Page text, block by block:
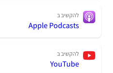
להקשיב ב
Apple Podcasts
להקשיב ב
YouTube